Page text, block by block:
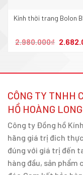
Kính thời trang Bolon
2.980.000₫ Giá
gốc
CÔNG TY TNHH
HỒ HOÀNG LONG
Công ty Đồng hồ
hãng giá trị đích
đúng với giá trị đến
hàng đầu, sản phẩm